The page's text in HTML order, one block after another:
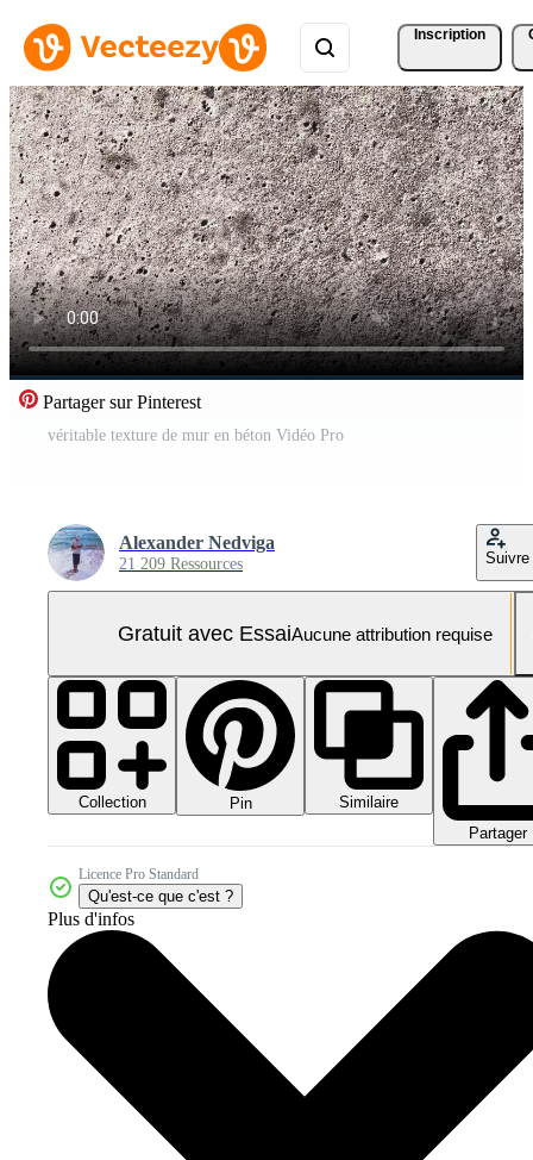
Inscription
Partager sur Pinterest
véritable texture de mur en béton Vidéo Pro
Alexander Nedviga
21 209 Ressources Suivre
Gratuit avec EssaiAucune attribution requise
Collection Pin
Similaire
Partager
Licence Pro Standard
Qu'est-ce que c'est ?
Plus d'infos